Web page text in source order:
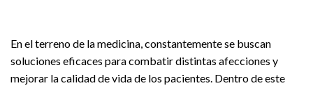
En el terreno de la medicina, constantemente se buscan
soluciones eficaces para combatir distintas afecciones y
mejorar la calidad de vida de los pacientes. Dentro de este